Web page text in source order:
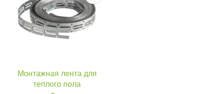
Монтажная лента для
теплого пола